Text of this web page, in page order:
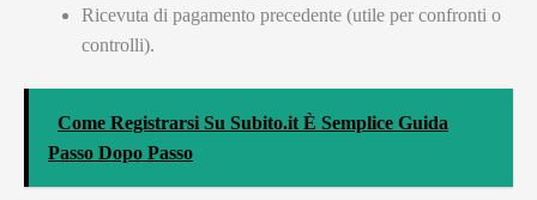
Ricevuta di pagamento precedente (utile per confronti o
controlli).
Come Registrarsi Su Subito.it È Semplice Guida
Passo Dopo Passo